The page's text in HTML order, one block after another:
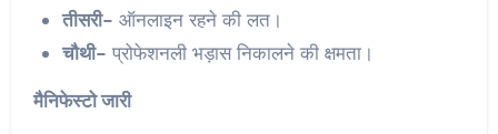
तीसरी- ऑनलाइन रहने की लत।
चौथी- प्रोफेशनली भड़ास निकालने की क्षमता।
मैनिफेस्टो जारी